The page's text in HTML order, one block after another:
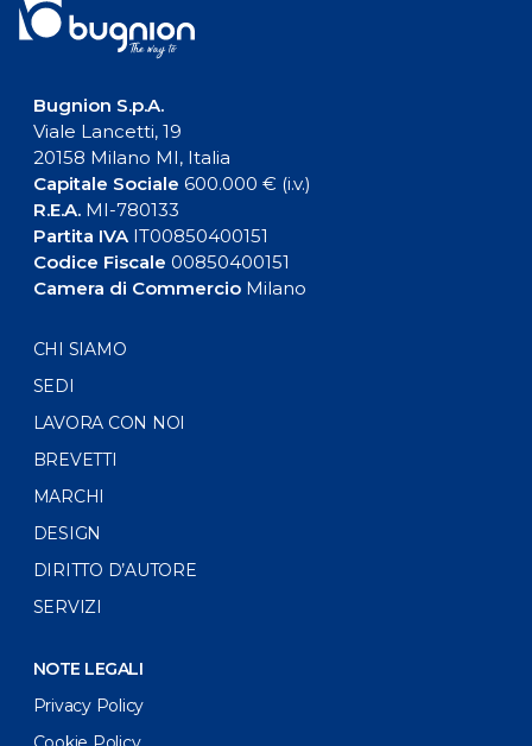
Bugnion S.p.A.
Viale Lancetti, 19
20158 Milano MI, Italia
Capitale Sociale 600.000 € (i.v.)
R.E.A.MI-780133
Partita IVAIT00850400151
Codice Fiscale 00850400151
Camera di CommercioMilano
CHI SIAMO
SEDI
LAVORA CON NOI
BREVETTI
MARCHI
DESIGN
DIRITTO D’AUTORE
SERVIZI
NOTE LEGALI
Privacy Policy